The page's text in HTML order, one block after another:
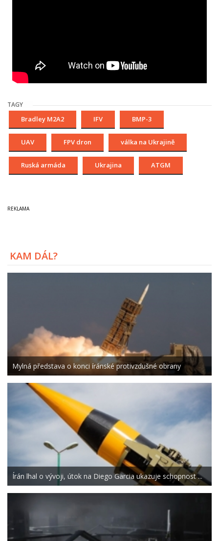
TAGY
Bradley M2A2 IFV BMP-3
UAV FPV dron válka na Ukrajině
Ruská armáda Ukrajina ATGM
KAM DÁL?
Mylná představa o konci íránské protivzdušné obrany
Írán lhal o vývoji, útok na Diego Garcia ukazuje schopnost ...